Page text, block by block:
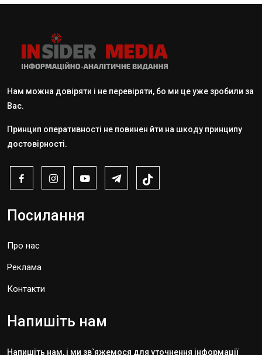
Нам можна довіряти і не перевіряти, бо ми це уже зробили за
Вас.
Принцип оперативності не повинен йти на шкоду принципу
достовірності.
Посилання
Про нас
Реклама
Контакти
Напишіть нам
Напишіть нам, і ми зв`яжемося для уточнення інформації